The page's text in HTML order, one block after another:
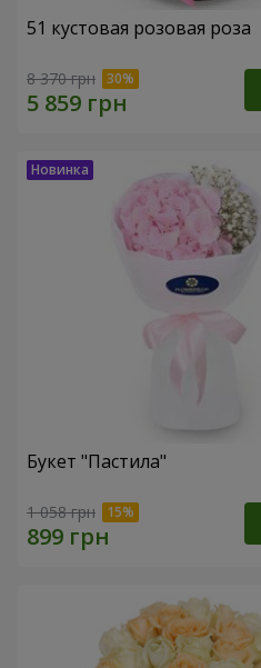
51 кустовая розовая роза
8 370 грн
Букет "Пастила"
1 058 грн